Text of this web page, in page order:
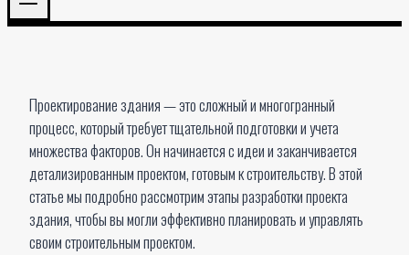
Проектирование здания — это сложный и многогранный
процесс, который требует тщательной подготовки и учета
множества факторов. Он начинается с идеи и заканчивается
детализированным проектом, готовым к строительству. В этой
статье мы подробно рассмотрим этапы разработки проекта
здания, чтобы вы могли эффективно планировать и управлять
своим строительным проектом.